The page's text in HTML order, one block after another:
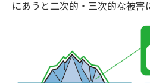
にあうと二次的・三次的な被害